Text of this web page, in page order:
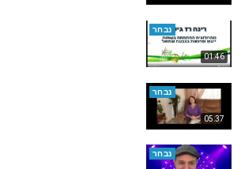
01:46
נבחר
05:37
נבחר
נבחר